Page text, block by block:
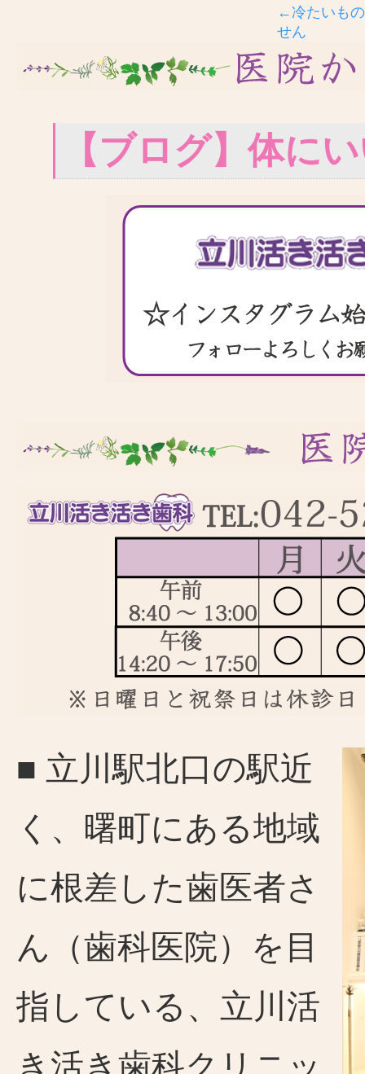
←冷たいも
せん
【ブログ】体に
■ 立川駅北口の駅近
く、曙町にある地域
に根差した歯医者さ
ん（歯科医院）を目
指している、立川活
き活き歯科クリニッ